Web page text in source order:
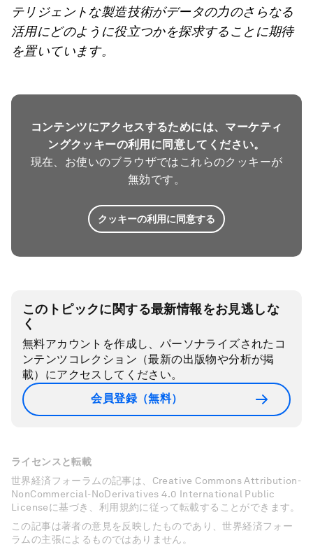
テリジェントな製造技術がデータの力のさらなる
活用にどのように役立つかを探求することに期待
を置いています。
コンテンツにアクセスするためには、マーケティ
ングクッキーの利用に同意してください。
現在、お使いのブラウザではこれらのクッキーが
無効です。
クッキーの利用に同意する
このトピックに関する最新情報をお見逃しな
く
無料アカウントを作成し、パーソナライズされたコ
ンテンツコレクション（最新の出版物や分析が掲
載）にアクセスしてください。
会員登録（無料）
ライセンスと転載
世界経済フォーラムの記事は、Creative Commons Attribution-
NonCommercial-NoDerivatives 4.0 International Public
Licenseに基づき、利用規約に従って転載することができます。
この記事は著者の意見を反映したものであり、世界経済フォー
ラムの主張によるものではありません。